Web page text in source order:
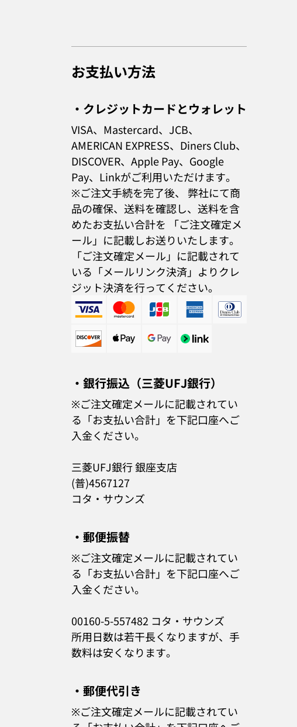
お支払い方法
・クレジットカードとウォレット
VISA、Mastercard、JCB、
AMERICAN EXPRESS、Diners Club、
DISCOVER、Apple Pay、Google
Pay、Linkがご利用いただけます。
※ご注文手続を完了後、 弊社にて商
品の確保、送料を確認し、送料を含
めたお支払い合計を 「ご注文確定メ
ール」に記載しお送りいたします。
「ご注文確定メール」に記載されて
いる「メールリンク決済」よりクレ
ジット決済を行ってください。
・銀行振込（三菱UFJ銀行）
※ご注文確定メールに記載されてい
る「お支払い合計」を下記口座へご
入金ください。
三菱UFJ銀行 銀座支店
(普)4567127
コタ・サウンズ
・郵便振替
※ご注文確定メールに記載されてい
る「お支払い合計」を下記口座へご
入金ください。
00160-5-557482 コタ・サウンズ
所用日数は若干長くなりますが、手
数料は安くなります。
・郵便代引き
※ご注文確定メールに記載されてい